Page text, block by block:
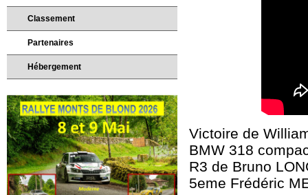
Victoire de
BMW 318
R3 de Bruno
5eme Frédéric
Classement
Partenaires
Hébergement